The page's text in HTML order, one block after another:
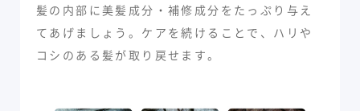
髪の内部に美髪成分・補修成分をたっぷり与え
てあげましょう。ケアを続けることで、ハリや
コシのある髪が取り戻せます。